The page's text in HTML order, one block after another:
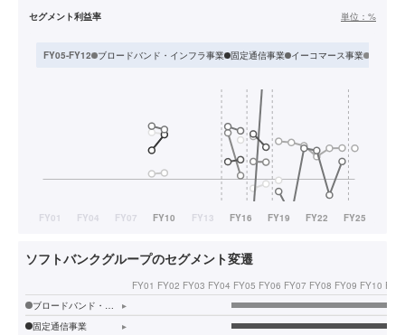
セグメント利益率 単位： %
FY05-FY12 ブロードバンド・インフラ事業 固定通信事業 イーコマース事業
ソフトバンクグループのセグメント変遷
FY01 FY02 FY03 FY04 FY05 FY06 FY07 FY08 FY09 FY10
▸
固定通信事業
▸